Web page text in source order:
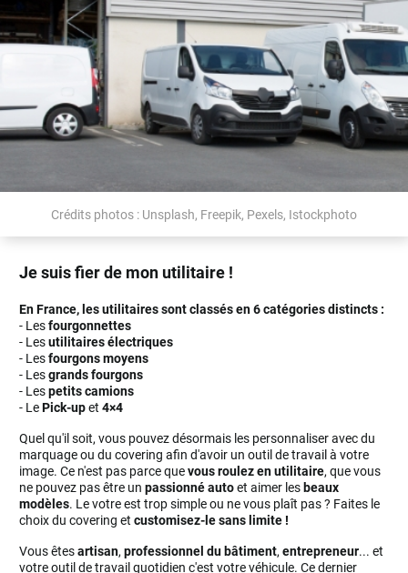
Crédits photos : Unsplash, Freepik, Pexels, Istockphoto
Je suis fier de mon utilitaire !
En France, les utilitaires sont classés en 6 catégories distincts :
- Lesfourgonnettes
- Lesutilitaires électriques
- Lesfourgons moyens
- Lesgrands fourgons
- Lespetits camions
- LePick-upet4×4
Quel qu'il soit, vous pouvez désormais les personnaliser avec du
marquage ou du covering afin d'avoir un outil de travail à votre
image. Ce n'est pas parce quevous roulez en utilitaire, que vous
ne pouvez pas être unpassionné autoet aimer les beaux
modèles. Le votre est trop simple ou ne vous plaît pas ? Faites le
choix du covering etcustomisez-le sans limite !
Vous êtesartisan,professionnel du bâtiment,entrepreneur... et
votre outil de travail quotidien c'est votre véhicule. Ce dernier